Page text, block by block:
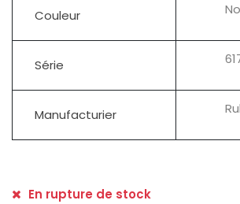
Couleur
Série
Manufacturier
En rupture de stock